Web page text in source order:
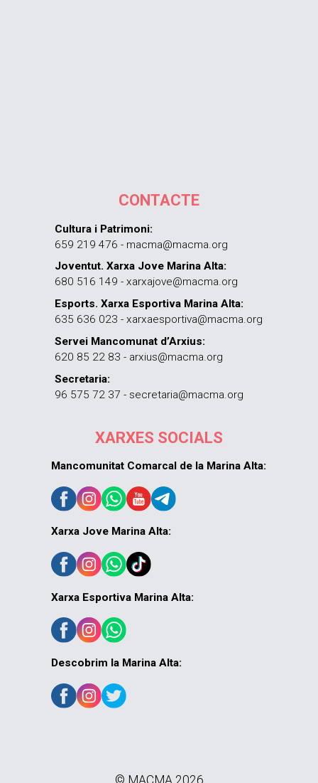
CONTACTE
Cultura i Patrimoni:
659 219 476 - macma@macma.org
Joventut. Xarxa Jove Marina Alta:
680 516 149 - xarxajove@macma.org
Esports. Xarxa Esportiva Marina Alta:
635 636 023 - xarxaesportiva@macma.org
Servei Mancomunat d’Arxius:
620 85 22 83 - arxius@macma.org
Secretaria:
96 575 72 37 - secretaria@macma.org
XARXES SOCIALS
Mancomunitat Comarcal de la Marina Alta:
Xarxa Jove Marina Alta:
Xarxa Esportiva Marina Alta:
Descobrim la Marina Alta:
© MACMA 2026